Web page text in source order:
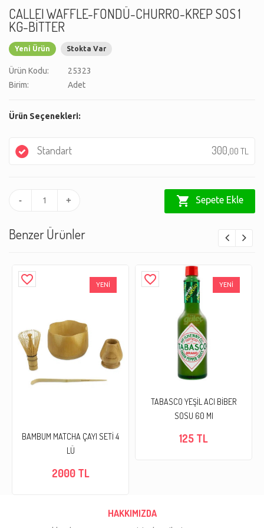
CALLEI WAFFLE-FONDÜ-CHURRO-KREP SOS 1
KG-BİTTER
Yeni Ürün Stokta Var
Ürün Kodu:
25323
Birim:
Adet
Ürün Seçenekleri:
Standart 300, 00 TL
- + shopping_cart Sepete Ekle
Benzer Ürünler
favorite_border YENİ
BAMBUM MATCHA ÇAYI SETİ 4
LÜ
2000 TL
favorite_border YENİ
TABASCO YEŞİL ACI BİBER
SOSU 60 Ml
125 TL
HAKKIMIZDA